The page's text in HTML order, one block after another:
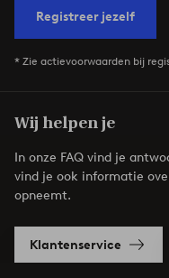
Registreer jezelf
* Zie actievoorwaarden bij
Wij helpen je
In onze FAQ vind je
vind je ook informatie
opneemt.
Klantenservice